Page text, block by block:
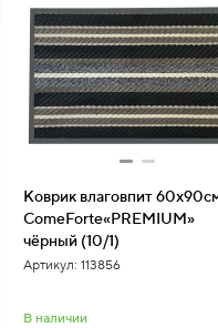
Коврик влаговпит
ComeForte«PREMIUM»
чёрный (10/1)
Артикул: 113856
В наличии